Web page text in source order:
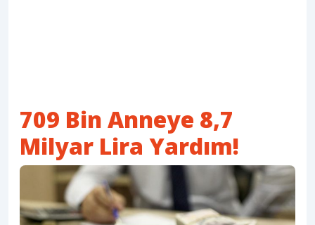
709 Bin Anneye 8,7
Milyar Lira Yardım!